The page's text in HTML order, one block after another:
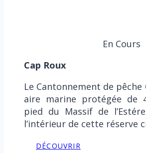
En Cours
Cap Roux
Le Cantonnement de pêche
aire marine protégée de
pied du Massif de
l’intérieur de cette réserve
DÉCOUVRIR